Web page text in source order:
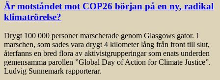
Är motståndet mot COP26 början på en ny, radikal
klimatrörelse?
Drygt 100 000 personer marscherade genom Glasgows gator. I
marschen, som sades vara drygt 4 kilometer lång från front till slut,
återfanns en bred flora av aktivistgrupperingar som enats underden
gemensamma parollen ”Global Day of Action for Climate Justice”.
Ludvig Sunnemark rapporterar.